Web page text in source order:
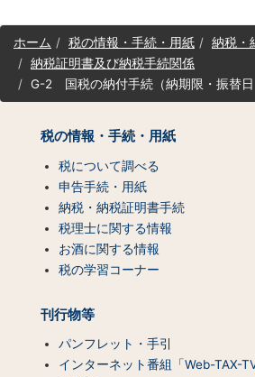
サ
イホーム 税の情報・手続・用紙
納税・
納税証明書及び納税手続関係
G-2 国税の納付手続（納期限・振替日
税の情報・手続・用紙
税について調べる
申告手続・用紙
納税・納税証明書手続
税理士に関する情報
お酒に関する情報
税の学習コーナー
刊行物等
パンフレット・手引
インターネット番組「Web-TAX-TV